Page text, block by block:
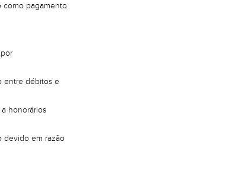
como pagamento
entre débitos e
honorários
devido em razão